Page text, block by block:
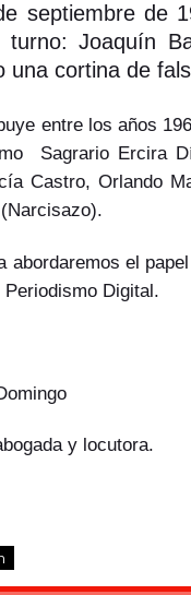
septiembre de
Joaquín
una cortina de
entre los años
Sagrario Ercira
Castro, Orlando
abordaremos el
Digital.
y locutora.